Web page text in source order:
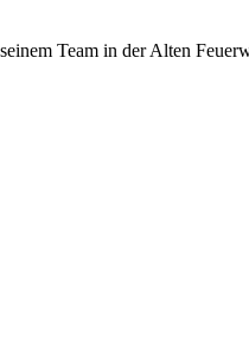
Team in der Alten